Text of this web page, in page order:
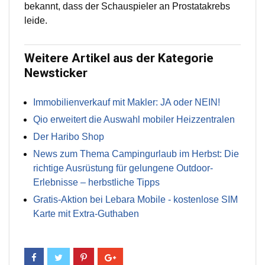
bekannt, dass der Schauspieler an Prostatakrebs
leide.
Weitere Artikel aus der Kategorie
Newsticker
Immobilienverkauf mit Makler: JA oder NEIN!
Qio erweitert die Auswahl mobiler Heizzentralen
Der Haribo Shop
News zum Thema Campingurlaub im Herbst: Die
richtige Ausrüstung für gelungene Outdoor-
Erlebnisse – herbstliche Tipps
Gratis-Aktion bei Lebara Mobile - kostenlose SIM
Karte mit Extra-Guthaben